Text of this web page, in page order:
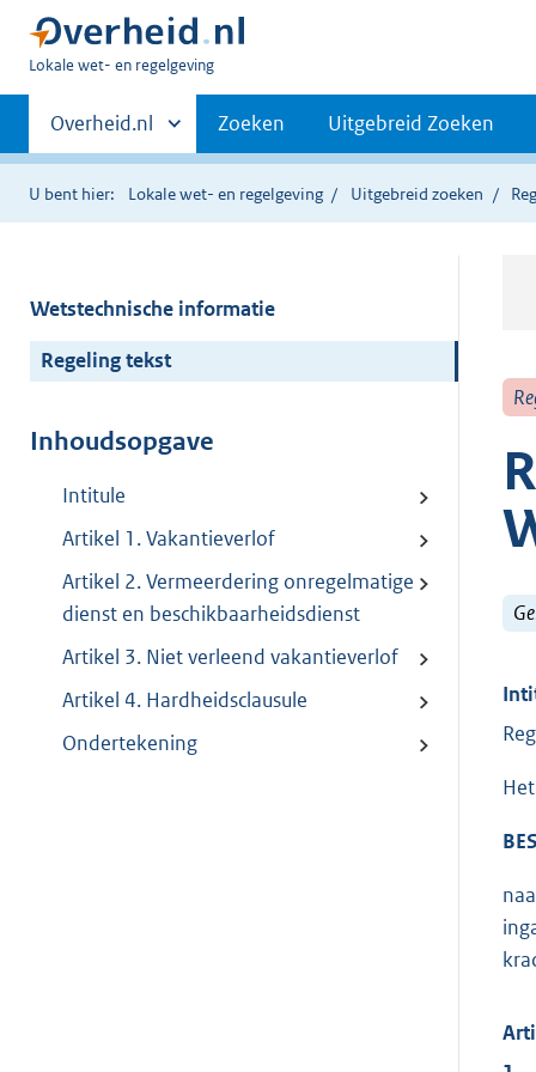
U
hier:
Lokale wet- en regelgeving
Primaire
navigatie
Andere
sites
binnen
Overheid.nl Zoeken Uitgebreid Zoeken
U bent hier: Lokale wet- en regelgeving Uitgebreid zoeken
Wetstechnische informatie
Regeling tekst
Inhoudsopgave
Intitule
Artikel 1. Vakantieverlof
Artikel 2. Vermeerdering onregelmatige
dienst en beschikbaarheidsdienst
Artikel 3. Niet verleend vakantieverlof
Artikel 4. Hardheidsclausule
Ondertekening